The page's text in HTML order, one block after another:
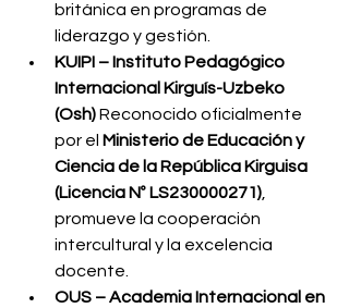
británica en programas de
liderazgo y gestión.
KUIPI – Instituto Pedagógico
Internacional Kirguís-Uzbeko
(Osh) Reconocido oficialmente
por el Ministerio de Educación y
Ciencia de la República Kirguisa
(Licencia Nº LS230000271)
promueve la cooperación
intercultural y la excelencia
docente.
OUS – Academia Internacional en